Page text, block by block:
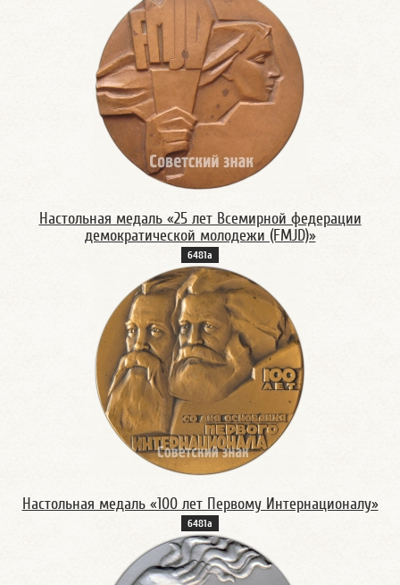
Настольная медаль «25 лет Всемирной федерации
демократической молодежи (FMJD)»
6481а
Настольная медаль «100 лет Первому Интернационалу»
6481а